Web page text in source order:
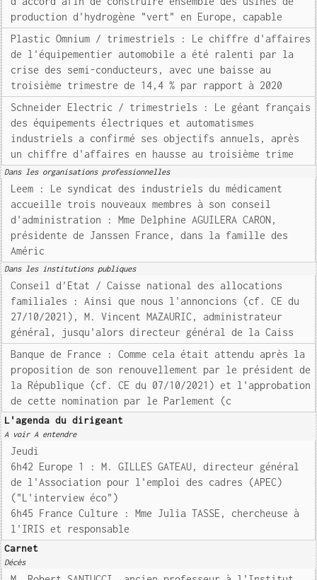
production d'hydrogène "vert" en Europe, capable
Plastic Omnium / trimestriels : Le chiffre d'affaires
de l'équipementier automobile a été ralenti par la
crise des semi-conducteurs, avec une baisse au
troisième trimestre de 14,4 % par rapport à 2020
Schneider Electric / trimestriels : Le géant français
des équipements électriques et automatismes
industriels a confirmé ses objectifs annuels, après
un chiffre d'affaires en hausse au troisième trime
Dans les organisations professionnelles
Leem : Le syndicat des industriels du médicament
accueille trois nouveaux membres à son conseil
d'administration : Mme Delphine AGUILERA CARON,
présidente de Janssen France, dans la famille des
Améric
Dans les institutions publiques
Conseil d'Etat / Caisse national des allocations
familiales : Ainsi que nous l'annoncions (cf. CE du
27/10/2021), M. Vincent MAZAURIC, administrateur
général, jusqu'alors directeur général de la Caiss
Banque de France : Comme cela était attendu après la
proposition de son renouvellement par le président de
la République (cf. CE du 07/10/2021) et l'approbation
de cette nomination par le Parlement (c
L'agenda du dirigeant
A voir A entendre
Jeudi
6h42 Europe 1 : M. GILLES GATEAU, directeur général
de l'Association pour l'emploi des cadres (APEC)
("L'interview éco")
6h45 France Culture : Mme Julia TASSE, chercheuse à
l'IRIS et responsable
Carnet
Décès